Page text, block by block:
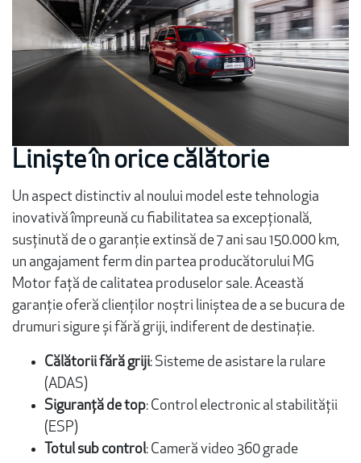
Liniște în orice călătorie
Un aspect distinctiv al noului model este tehnologia
inovativă împreună cu fiabilitatea sa excepțională,
susținută de o garanție extinsă de 7 ani sau 150.000 km,
un angajament ferm din partea producătorului MG
Motor față de calitatea produselor sale. Această
garanție oferă clienților noștri liniștea de a se bucura de
drumuri sigure și fără griji, indiferent de destinație.
Călătorii fără griji: Sisteme de asistare la rulare
(ADAS)
Siguranță de top: Control electronic al stabilității
(ESP)
Totul sub control: Cameră video 360 grade